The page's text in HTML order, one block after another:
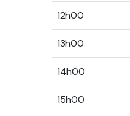
12h00
13h00
14h00
15h00